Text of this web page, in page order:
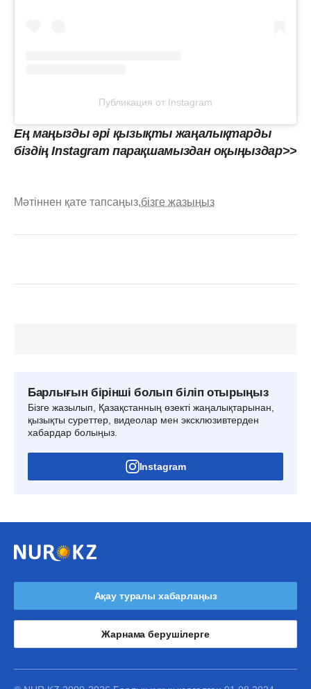
Публикация от Instagram
Ең маңызды әрі қызықты жаңалықтарды
біздің Instagram парақшамыздан оқыңыздар>>
Мәтіннен қате тапсаңыз,бізге жазыңыз
Барлығын бірінші болып біліп отырыңыз
Бізге жазылып, Қазақстанның өзекті жаңалықтарынан,
қызықты суреттер, видеолар мен эксклюзивтерден
хабардар болыңыз.
Instagram
Ақау туралы хабарлаңыз
Жарнама берушілерге